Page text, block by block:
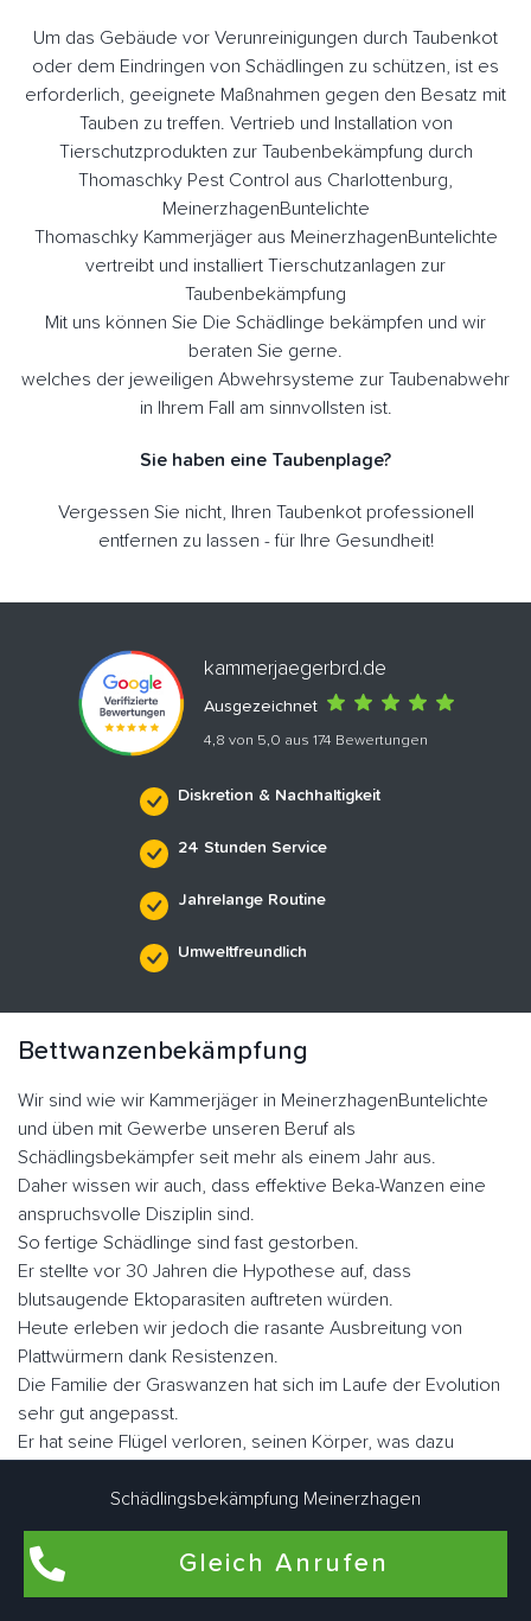
Um das Gebäude vor Verunreinigungen durch Taubenkot
oder dem Eindringen von Schädlingen zu schützen, ist es
erforderlich, geeignete Maßnahmen gegen den Besatz mit
Tauben zu treffen. Vertrieb und Installation von
Tierschutzprodukten zur Taubenbekämpfung durch
Thomaschky Pest Control aus Charlottenburg,
MeinerzhagenBuntelichte
Thomaschky Kammerjäger aus MeinerzhagenBuntelichte
vertreibt und installiert Tierschutzanlagen zur
Taubenbekämpfung
Mit uns können Sie Die Schädlinge bekämpfen und wir
beraten Sie gerne.
welches der jeweiligen Abwehrsysteme zur Taubenabwehr
in Ihrem Fall am sinnvollsten ist.
Sie haben eine Taubenplage?
Vergessen Sie nicht, Ihren Taubenkot professionell
entfernen zu lassen - für Ihre Gesundheit!
kammerjaegerbrd.de
Ausgezeichnet
4,8 von 5,0 aus 174 Bewertungen
Diskretion & Nachhaltigkeit
24 Stunden Service
Jahrelange Routine
Umweltfreundlich
Bettwanzenbekämpfung
Wir sind wie wir Kammerjäger in MeinerzhagenBuntelichte
und üben mit Gewerbe unseren Beruf als
Schädlingsbekämpfer seit mehr als einem Jahr aus.
Daher wissen wir auch, dass effektive Beka-Wanzen eine
anspruchsvolle Disziplin sind.
So fertige Schädlinge sind fast gestorben.
Er stellte vor 30 Jahren die Hypothese auf, dass
blutsaugende Ektoparasiten auftreten würden.
Heute erleben wir jedoch die rasante Ausbreitung von
Plattwürmern dank Resistenzen.
Die Familie der Graswanzen hat sich im Laufe der Evolution
sehr gut angepasst.
Er hat seine Flügel verloren, seinen Körper, was dazu
versteckt hat, sein Augenlicht ist verkümmert.
Nicht lectularius, daher der Name, den der Klecks malte.
Wenn Sie sie schnell betrachten, ähneln sie in Größe und
Fabe einem Apfel.
Schädlingsbekämpfung Meinerzhagen
Gleich Anrufen